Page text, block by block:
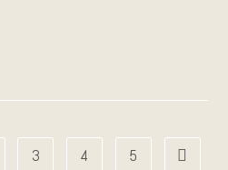
3 4 5 Zur